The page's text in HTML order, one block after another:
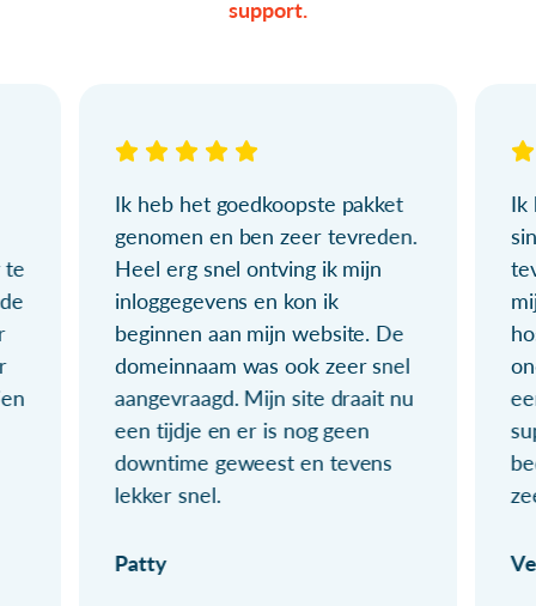
support.
te
Ik heb het goedkoopste pakket
genomen en ben zeer tevreden.
Heel erg snel ontving ik mijn
inloggegevens en kon ik
beginnen aan mijn website. De
domeinnaam was ook zeer snel
aangevraagd. Mijn site draait nu
een tijdje en er is nog geen
downtime geweest en tevens
lekker snel.
Patty
Ik